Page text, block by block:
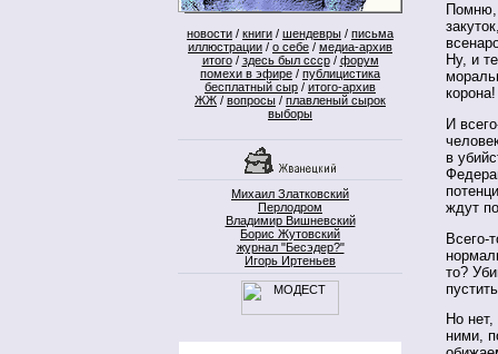
новости / книги / шендевры / письма
иллюстрации / о себе / медиа-архив
итого/ здесь был ссср/ форум
помехи в эфире / публицистика
бесплатный сыр / итого-архив
ЖЖ / вопросы / плавленый сырок
выборы
Михаил Златковский
Перлодром
Владимир Вишневский
Борис Жутовский
журнал "Бесэдер?"
Игорь Иртеньев
Помню,
Ну, и
корона!
И
в
ждут
Всего-
то?
Но
ними,